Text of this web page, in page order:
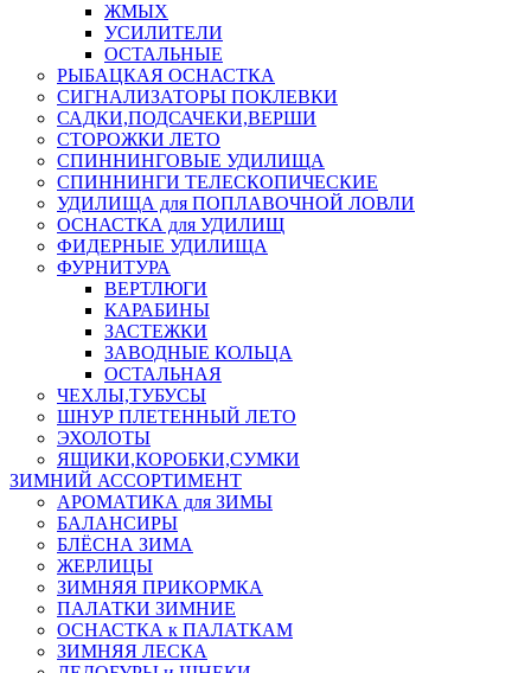
ЖМЫХ
УСИЛИТЕЛИ
ОСТАЛЬНЫЕ
РЫБАЦКАЯ ОСНАСТКА
СИГНАЛИЗАТОРЫ ПОКЛЕВКИ
САДКИ,ПОДСАЧЕКИ,ВЕРШИ
СТОРОЖКИ ЛЕТО
СПИННИНГОВЫЕ УДИЛИЩА
СПИННИНГИ ТЕЛЕСКОПИЧЕСКИЕ
УДИЛИЩА для ПОПЛАВОЧНОЙ ЛОВЛИ
ОСНАСТКА для УДИЛИЩ
ФИДЕРНЫЕ УДИЛИЩА
ФУРНИТУРА
ВЕРТЛЮГИ
КАРАБИНЫ
ЗАСТЕЖКИ
ЗАВОДНЫЕ КОЛЬЦА
ОСТАЛЬНАЯ
ЧЕХЛЫ,ТУБУСЫ
ШНУР ПЛЕТЕННЫЙ ЛЕТО
ЭХОЛОТЫ
ЯЩИКИ,КОРОБКИ,СУМКИ
ЗИМНИЙ АССОРТИМЕНТ
АРОМАТИКА для ЗИМЫ
БАЛАНСИРЫ
БЛЁСНА ЗИМА
ЖЕРЛИЦЫ
ЗИМНЯЯ ПРИКОРМКА
ПАЛАТКИ ЗИМНИЕ
ОСНАСТКА к ПАЛАТКАМ
ЗИМНЯЯ ЛЕСКА